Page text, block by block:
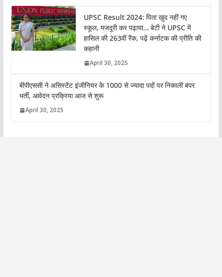
UPSC Result 2024: पिता खुद नहीं गए
स्कूल, मजदूरी कर पढ़ाया… बेटी ने UPSC में
हासिल की 263वीं रैंक, पढ़ें कर्नाटक की प्रीति की
कहानी
April 30, 2025
बीपीएससी ने असिस्टेंट इंजीनियर के 1000 से ज्यादा पदों पर निकाली बंपर
भर्ती, आवेदन प्रक्रिया आज से शुरू
April 30, 2025